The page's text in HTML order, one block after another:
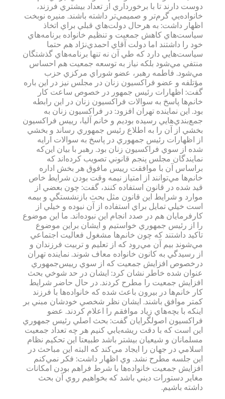
دوست‌ دارند تا با برخورداري‌ از تعداد بيشتري‌ فرزند،
خانواده‌يي‌ گرم‌تر و صميمي‌تر داشته‌ باشند. منيره‌ نوبخت
اظهار داشت‌: به‌ هرحال‌ دولت‌هاي‌ قبلي‌ براي‌ اتخاذ
سياست‌هاي‌ كاهش‌ جمعيت‌ و تنظيم‌ خانواده‌ برنامه‌هاي‌
خود را داشتند اما دولت‌ آقاي‌ احمدي‌نژاد هم‌ حتما
سياست‌هايي‌ دارد كه‌ طي‌ آن‌ نه‌ تنها برنامه‌هاي‌ گذشتگان‌
منتفي‌ مي‌شود بلكه‌ نياز به‌ توسعه‌ جمعيت‌ هم‌ احساس‌
مي‌شود. فاطمه‌ رهبر، عضو شوراي‌ مركزي‌ حزب‌
مؤتلفه‌ و عضو فراكسيون‌ زنان‌ در مجلس‌ نيز در اين‌ باره‌
گفت‌: اظهارات‌ رئيس جمهور در خصوص‌ ساعت‌ كار
خانم‌ها پاسخ‌ به‌ سوالات‌ فراكسيون‌ زنان‌ در اين‌ رابطه‌
بود. اين‌ نماينده‌ تهران‌ افزود: در فراكسيون‌ زنان‌ به‌
جمع‌بندي‌هايي‌ رسيده‌ بوديم‌ و خانم‌ آليا، رييس‌ فراكسيون‌
بخشي‌ از آن‌ را به‌ اطلاع‌ رئيس جمهوري‌ رساند و بخشي‌
از اظهارات‌ رئيس جمهوري‌ در پاسخ‌ به‌ سوالات‌ ارايه‌
شده‌ از سوي‌ فراكسيون‌ زنان‌ بود. رهبر با بيان‌ اين‌كه‌
نمايندگان‌ مجلس‌ پنجم‌ قانوني‌ تصويب‌ كرده‌اند كه‌
براساس‌ آن‌ با موافقت‌ رييس‌ مافوق‌ هر بخش‌ اداره‌
خانم‌ها مي‌توانند از امتياز نيمه‌ وقت‌ بودن‌ شرايط‌ خاص‌
قيد شده‌ در قانون‌ استفاده‌ كنند، گفت‌: چون‌ بعضي‌ از
موارد و شرايط‌ اين‌ قانون‌ مثل‌ بحث‌ بازنشستگي‌ و بيمه‌
است‌ خيلي‌ تمايل‌ براي‌ استفاده‌ از آن‌ نبوده‌ و خيلي‌ از
كارفرمايان‌ هم‌ در صدد انجام‌ اين‌ نبوده‌اند. ما اين‌ موضوع‌
را از رئيس جمهوري‌ خواستيم‌ و ايشان‌ براين‌ موضوع‌
تاكيد داشتند كه‌ چون‌ خانم‌ها مشغول‌ فعاليت‌ اجتماعي‌
مي‌شوند بيم‌ آن‌ مي‌رود كه‌ از تعليم‌ و تربيت‌ فرزندان‌ و
از رسيدگي‌ به‌ كانون‌ خانواده‌ معاف‌ شوند. نماينده‌ تهران‌
درخصوص‌ افزايش‌ جمعيت‌ كه‌ از سوي‌ رييس‌جمهوري‌
عنوان‌ شده‌ خاطر نشان‌ كرد: ايشان‌ در حد شوخي‌ بحث‌
افزايش‌ جمعيت‌ را مطرح‌ كردند. در حال‌ حاضر شرايط‌
كار خانم‌ها در بيرون‌ باعث‌ شده‌ كه‌ خانواده‌ها با فرزند
كمتر موافق‌ باشند. ايشان‌ نظر شخصي‌ خودشان‌ مبني‌ بر
اينكه‌ با بچه‌هاي‌ زياد موافقم‌ را اعلام‌ كردند. عضو
فراكسيون‌ اصولگرايان‌ گفت‌: بحث‌ اصلي‌ رئيس جمهوري‌
اين‌ است‌ كه‌ با دقت‌ ريشه‌يابي‌ كنيم‌ هر چه‌ تعداد جمعيت‌
مسلمانان‌ و شيعيان‌ بيشتر باشد طبيعتا اين‌ تحكيم‌ نظام‌
اسلامي‌ در جهان‌ را ايجاد مي‌كند كه‌ البته‌ اين‌ مباحث‌ در
اين‌ جلسه‌ مطرح‌ نشد. وي‌ اظهار داشت‌: فكر نمي‌كنم‌
افزايش‌ جمعيت‌ خانواده‌ها با شرط‌ فراهم‌ بودن‌ امكانات‌
مغاير دستورات‌ ديني‌ باشد كه‌ بخواهيم‌ روي‌ آن‌ بحث‌
داشته‌ باشيم‌.